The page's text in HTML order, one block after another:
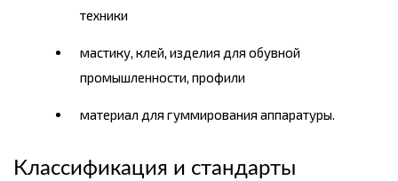
техники
мастику, клей, изделия для обувной
промышленности, профили
материал для гуммирования аппаратуры.
Классификация и стандарты